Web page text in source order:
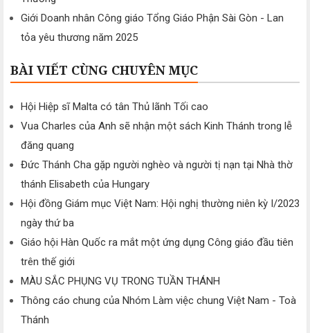
Giới Doanh nhân Công giáo Tổng Giáo Phận Sài Gòn - Lan
tỏa yêu thương năm 2025
BÀI VIẾT CÙNG CHUYÊN MỤC
Hội Hiệp sĩ Malta có tân Thủ lãnh Tối cao
Vua Charles của Anh sẽ nhận một sách Kinh Thánh trong lễ
đăng quang
Đức Thánh Cha gặp người nghèo và người tị nạn tại Nhà thờ
thánh Elisabeth của Hungary
Hội đồng Giám mục Việt Nam: Hội nghị thường niên kỳ I/2023
ngày thứ ba
Giáo hội Hàn Quốc ra mắt một ứng dụng Công giáo đầu tiên
trên thế giới
MÀU SẮC PHỤNG VỤ TRONG TUẦN THÁNH
Thông cáo chung của Nhóm Làm việc chung Việt Nam - Toà
Thánh